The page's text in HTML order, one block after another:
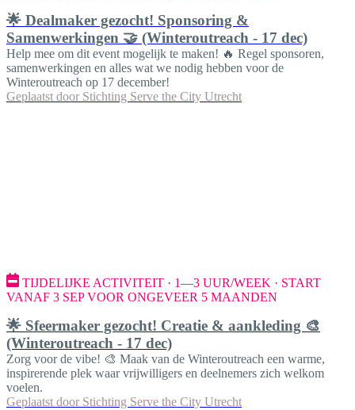
🌟 Dealmaker gezocht! Sponsoring &
Samenwerkingen 🤝 (Winteroutreach - 17 dec)
Help mee om dit event mogelijk te maken! 🔥 Regel sponsoren,
samenwerkingen en alles wat we nodig hebben voor de
Winteroutreach op 17 december!
Geplaatst door Stichting Serve the City Utrecht
TIJDELIJKE ACTIVITEIT · 1—3 UUR/WEEK · START
VANAF 3 SEP VOOR ONGEVEER 5 MAANDEN
🌟 Sfeermaker gezocht! Creatie & aankleding 🎨
(Winteroutreach - 17 dec)
Zorg voor de vibe! 🎨 Maak van de Winteroutreach een warme,
inspirerende plek waar vrijwilligers en deelnemers zich welkom
voelen.
Geplaatst door Stichting Serve the City Utrecht